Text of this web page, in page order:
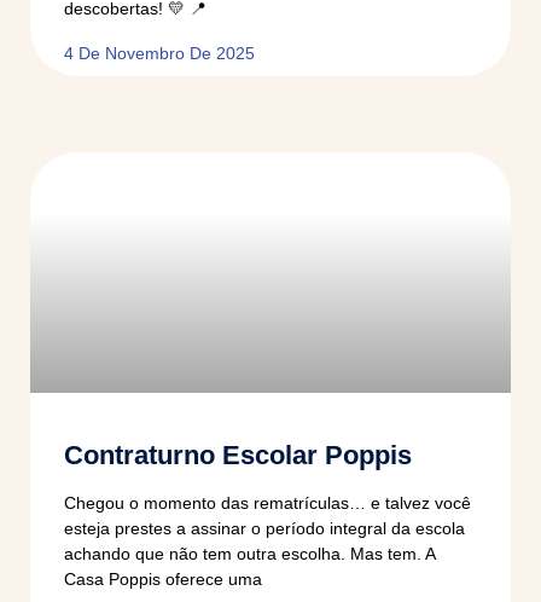
descobertas! 💛 📍
4 De Novembro De 2025
Contraturno Escolar Poppis
Chegou o momento das rematrículas… e talvez você
esteja prestes a assinar o período integral da escola
achando que não tem outra escolha. Mas tem. A
Casa Poppis oferece uma